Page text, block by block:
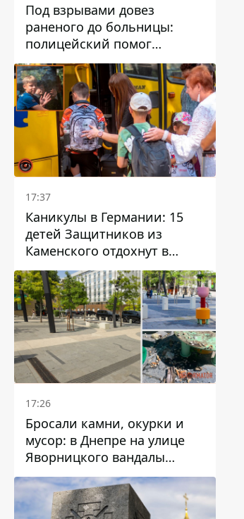
Под взрывами довез
раненого до больницы:
полицейский помог
пострадавшему после атаки
на Каменский район
17:37
Каникулы в Германии: 15
детей Защитников из
Каменского отдохнут в
Вуппертале
17:26
Бросали камни, окурки и
мусор: в Днепре на улице
Яворницкого вандалы
повредили питьевые
фонтаны